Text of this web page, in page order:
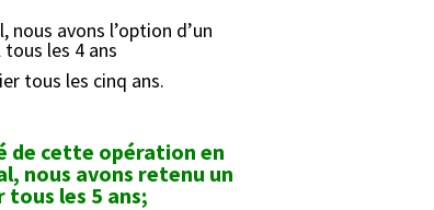
nous avons l’option d’un
les 4 ans
tous les cinq ans.
de cette opération en
nous avons retenu un
les 5 ans;